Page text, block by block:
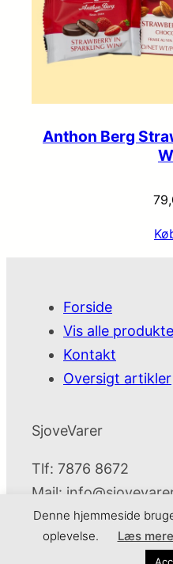
Anthon Berg
Forside
Vis alle
Kontakt
Oversigt artikler
SjoveVarer
Tlf: 7876 8672
Mail:
Denne hjemmeside
oplevelse.
Læs mere